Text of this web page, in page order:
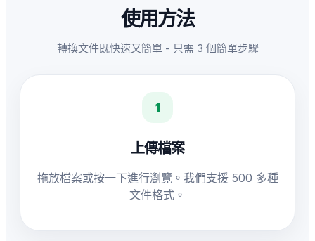
使用方法
轉換文件既快速又簡單 - 只需 3 個簡單步驟
1
上傳檔案
拖放檔案或按一下進行瀏覽。我們支援 500 多種
文件格式。